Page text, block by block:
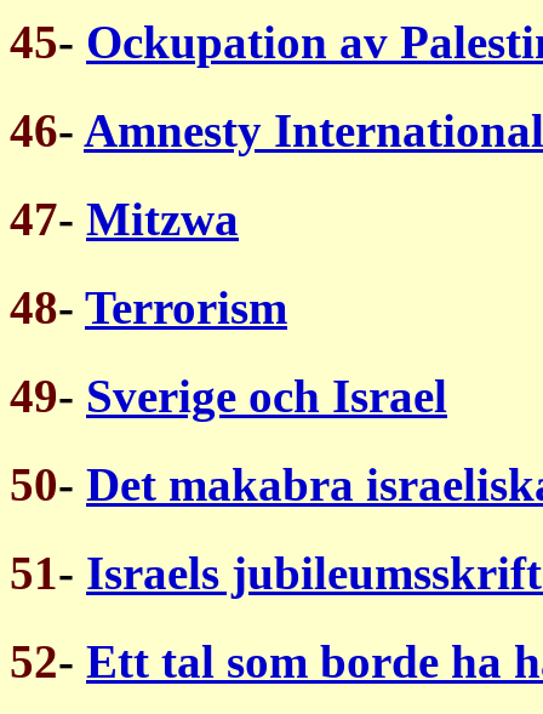
45- Ockupation av
46- Amnesty International
47- Mitzwa
48- Terrorism
49- Sverige och Israel
50- Det makabra
51- Israels
52- Ett tal som borde ha